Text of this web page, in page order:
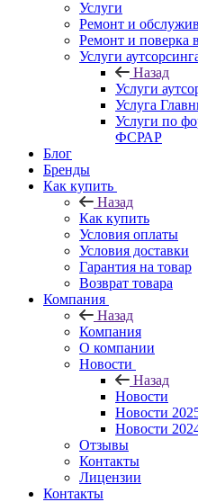
Услуги
Ремонт и
Ремонт и поверка
Услуги
Назад
Услуги
Услуга
Услуги по
ФСРАР
Блог
Бренды
Как купить
Назад
Как купить
Условия оплаты
Условия доставки
Гарантия на товар
Возврат товара
Компания
Назад
Компания
О компании
Новости
Назад
Новости
Новости
Новости
Отзывы
Контакты
Лицензии
Контакты